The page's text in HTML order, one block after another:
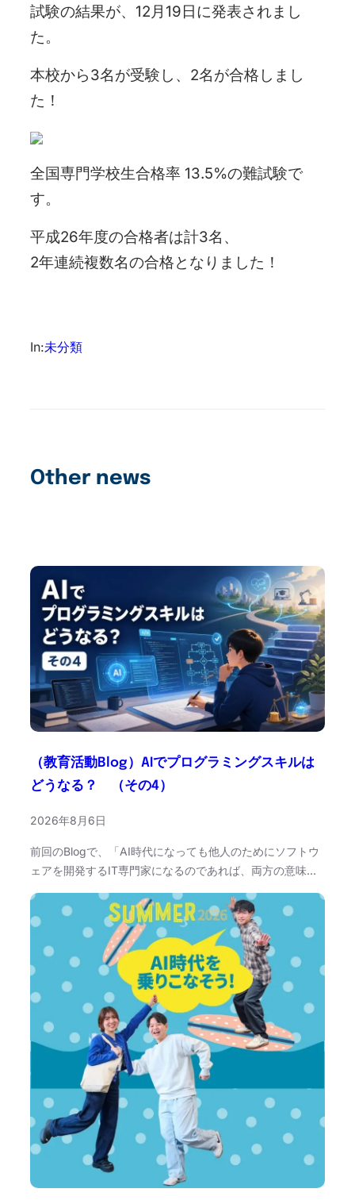
試験の結果が、12月19日に発表されまし
た。
本校から3名が受験し、2名が合格しまし
た！
全国専門学校生合格率 13.5%の難試験で
す。
平成26年度の合格者は計3名、
2年連続複数名の合格となりました！
In:未分類
Other news
（教育活動Blog）AIでプログラミングスキルは
どうなる？ （その4）
2026年8月6日
前回のBlogで、「AI時代になっても他人のためにソフトウ
ェアを開発するIT専門家になるのであれば、両方の意味…